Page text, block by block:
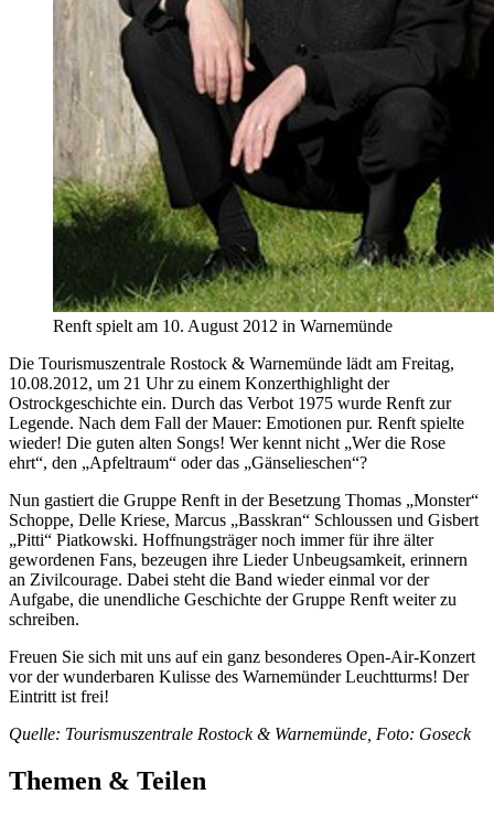
Renft spielt am 10. August 2012 in Warnemünde
Die Tourismuszentrale Rostock & Warnemünde lädt am Freitag,
10.08.2012, um 21 Uhr zu einem Konzerthighlight der
Ostrockgeschichte ein. Durch das Verbot 1975 wurde Renft zur
Legende. Nach dem Fall der Mauer: Emotionen pur. Renft spielte
wieder! Die guten alten Songs! Wer kennt nicht „Wer die Rose
ehrt“, den „Apfeltraum“ oder das „Gänselieschen“?
Nun gastiert die Gruppe Renft in der Besetzung Thomas „Monster“
Schoppe, Delle Kriese, Marcus „Basskran“ Schloussen und Gisbert
„Pitti“ Piatkowski. Hoffnungsträger noch immer für ihre älter
gewordenen Fans, bezeugen ihre Lieder Unbeugsamkeit, erinnern
an Zivilcourage. Dabei steht die Band wieder einmal vor der
Aufgabe, die unendliche Geschichte der Gruppe Renft weiter zu
schreiben.
Freuen Sie sich mit uns auf ein ganz besonderes Open-Air-Konzert
vor der wunderbaren Kulisse des Warnemünder Leuchtturms! Der
Eintritt ist frei!
Quelle: Tourismuszentrale Rostock & Warnemünde, Foto: Goseck
Themen & Teilen